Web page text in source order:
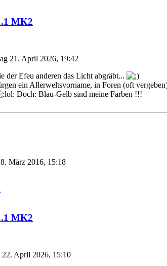
MK2
21. April 2026, 19:42
der Efeu anderen das Licht abgräbt...
ein Allerweltsvorname, in Foren (oft
Doch: Blau-Gelb sind meine Farben !!!
März 2016, 15:18
MK2
April 2026, 15:10